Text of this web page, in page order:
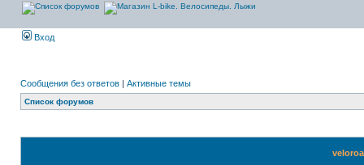
Вход
Сообщения без ответов | Активные темы
Список форумов